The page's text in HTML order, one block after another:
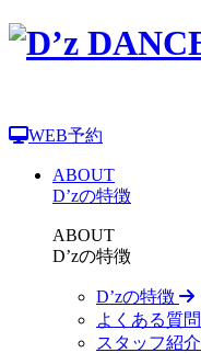
WEB予約
ABOUT
D’zの特徴
ABOUT
D’zの特徴
D’zの特徴
よくある質問
スタッフ紹介